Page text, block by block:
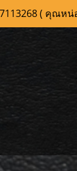
( คุณหน่